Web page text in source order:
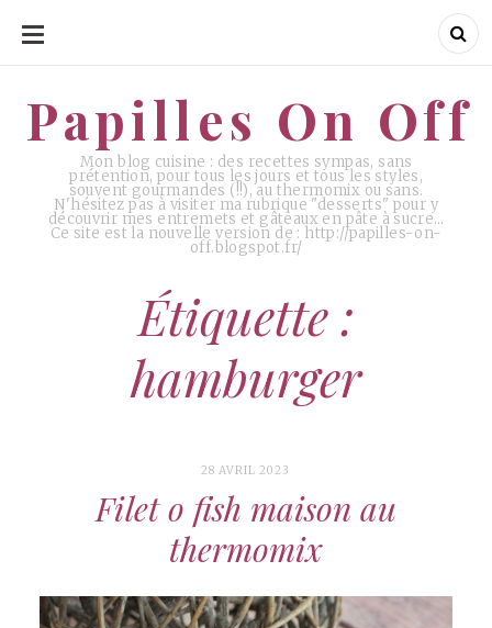
ALLER
CONTENU
Papilles On Off
Mon blog cuisine : des recettes sympas, sans
prétention, pour tous les jours et tous les styles,
souvent gourmandes (!!), au thermomix ou sans.
N'hésitez pas à visiter ma rubrique "desserts" pour y
découvrir mes entremets et gâteaux en pâte à sucre…
Ce site est la nouvelle version de : http://papilles-on-
off.blogspot.fr/
Papilles On Off
Étiquette :
hamburger
28 AVRIL 2023
Filet o fish maison au
thermomix